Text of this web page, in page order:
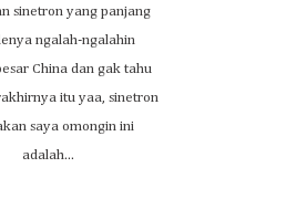
sinetron yang panjang
ngalah-ngalahin
China dan gak tahu
itu yaa, sinetron
saya omongin ini
adalah...